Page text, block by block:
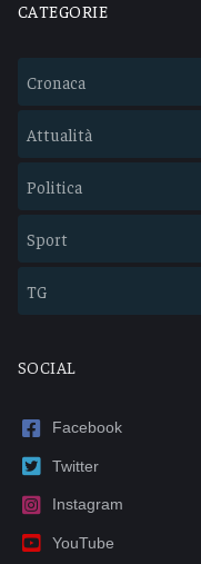
CATEGORIE
Cronaca
Attualità
Politica
Sport
TG
SOCIAL
Facebook
Twitter
Instagram
YouTube